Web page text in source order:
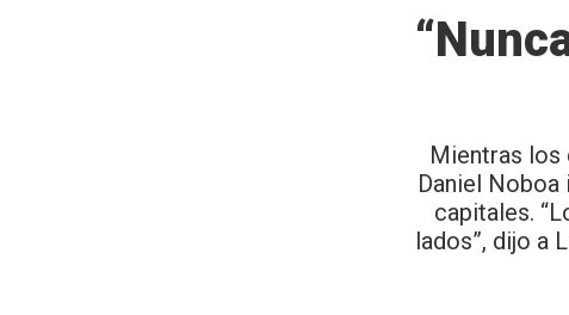
Mientras los
Daniel
capitales.
lados”, dijo a